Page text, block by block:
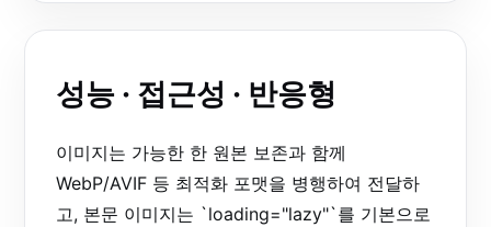
성능 · 접근성 · 반응형
이미지는 가능한 한 원본 보존과 함께
WebP/AVIF 등 최적화 포맷을 병행하여 전달하
고, 본문 이미지는 `loading="lazy"`를 기본으로